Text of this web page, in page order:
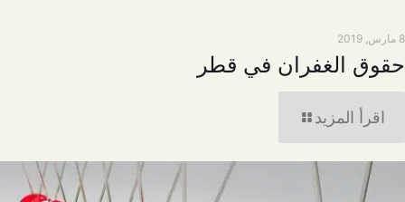
8 مارس, 2019
حقوق الغفران في قطر
اقرأ المزيد